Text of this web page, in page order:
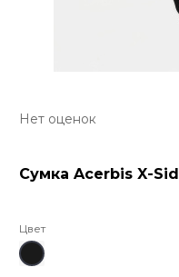
Нет оценок
Сумка Acerbis X-
Цвет